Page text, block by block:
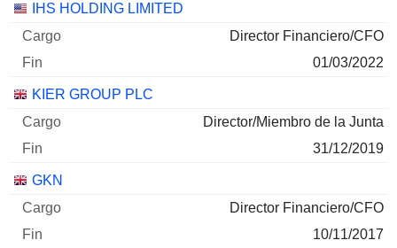
IHS HOLDING LIMITED
Director Financiero/CFO
01/03/2022
KIER GROUP PLC
Director/Miembro de la Junta
31/12/2019
GKN
Director Financiero/CFO
10/11/2017